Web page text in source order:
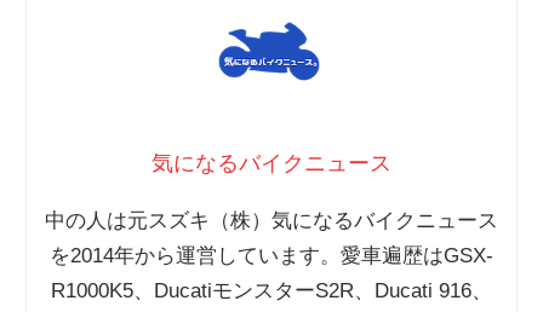
気になるバイクニュース
中の人は元スズキ（株）気になるバイクニュース
を2014年から運営しています。愛車遍歴はGSX-
R1000K5、DucatiモンスターS2R、Ducati 916、